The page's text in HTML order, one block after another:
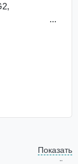
Показать